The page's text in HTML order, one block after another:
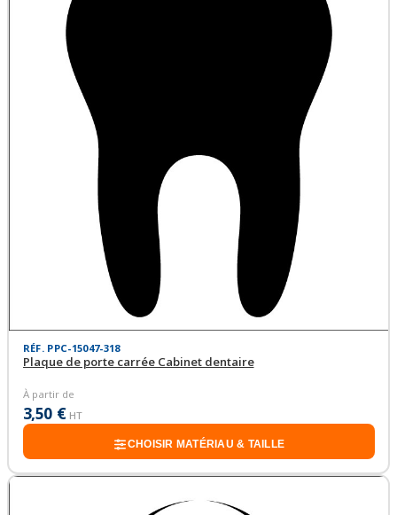
RÉF. PPC-15047-318
Plaque de porte carrée Cabinet dentaire
À partir de
3,50 € HT
CHOISIR MATÉRIAU & TAILLE